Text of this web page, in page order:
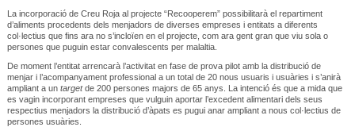
La incorporació de Creu Roja al projecte “Recooperem” possibilitarà el repartiment
d’aliments procedents dels menjadors de diverses empreses i entitats a diferents
col·lectius que fins ara no s’incloïen en el projecte, com ara gent gran que viu sola o
persones que puguin estar convalescents per malaltia.
De moment l’entitat arrencarà l’activitat en fase de prova pilot amb la distribució de
menjar i l’acompanyament professional a un total de 20 nous usuaris i usuàries i s’anirà
ampliant a untargetde 200 persones majors de 65 anys. La intenció és que a mida que
es vagin incorporant empreses que vulguin aportar l’excedent alimentari dels seus
respectius menjadors la distribució d’àpats es pugui anar ampliant a nous col·lectius de
persones usuàries.